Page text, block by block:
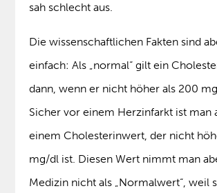
sah schlecht aus.
Die wissenschaftlichen Fakten sind
einfach: Als „normal“ gilt ein
dann, wenn er nicht höher als 200
Sicher vor einem Herzinfarkt ist man
einem Cholesterinwert, der nicht
mg/dl ist. Diesen Wert nimmt man
Medizin nicht als „Normalwert“, weil